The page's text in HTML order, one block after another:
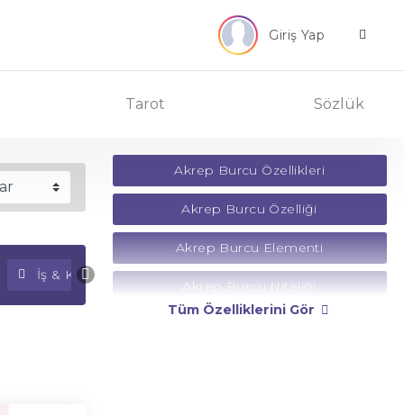
Giriş Yap
Tarot Sözlük
İş & Kariyer Falı Para Falı
Akrep Burcu Özellikleri
Akrep Burcu Özelliği
Akrep Burcu Elementi
Akrep Burcu Niteliği
Tüm Özelliklerini Gör